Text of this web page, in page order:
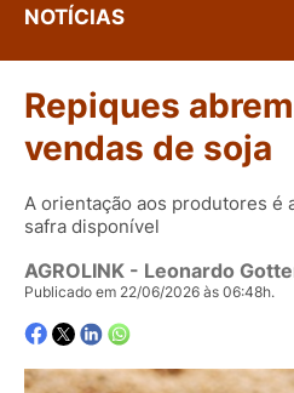
NOTÍCIAS
Repiques
vendas de soja
A orientação aos produtores é
safra disponível
AGROLINK - Leonardo
Publicado em 22/06/2026 às 06:48h.